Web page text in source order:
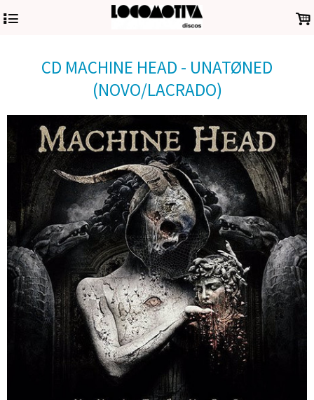
4 .
CD MACHINE HEAD - UNATØNED
(NOVO/LACRADO)